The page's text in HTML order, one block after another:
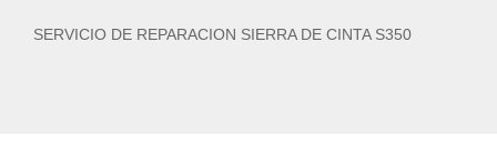
SERVICIO DE REPARACION SIERRA DE CINTA S350